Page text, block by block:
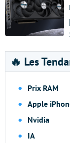
🔥 Les
Prix RAM
Apple
Nvidia
IA